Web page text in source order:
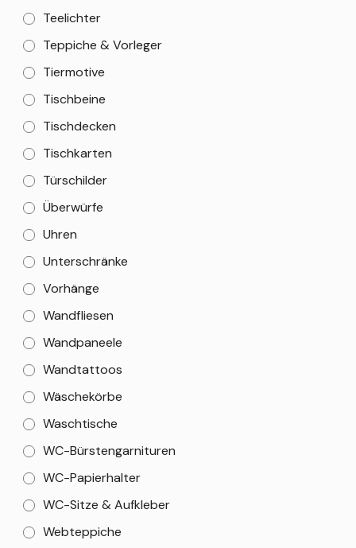
Teelichter
Teppiche & Vorleger
Tiermotive
Tischbeine
Tischdecken
Tischkarten
Türschilder
Überwürfe
Uhren
Unterschränke
Vorhänge
Wandfliesen
Wandpaneele
Wandtattoos
Wäschekörbe
Waschtische
WC-Bürstengarnituren
WC-Papierhalter
WC-Sitze & Aufkleber
Webteppiche